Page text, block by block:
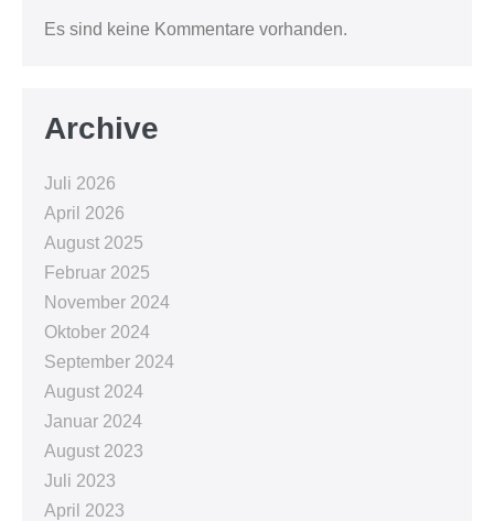
Es sind keine Kommentare vorhanden.
Archive
Juli 2026
April 2026
August 2025
Februar 2025
November 2024
Oktober 2024
September 2024
August 2024
Januar 2024
August 2023
Juli 2023
April 2023